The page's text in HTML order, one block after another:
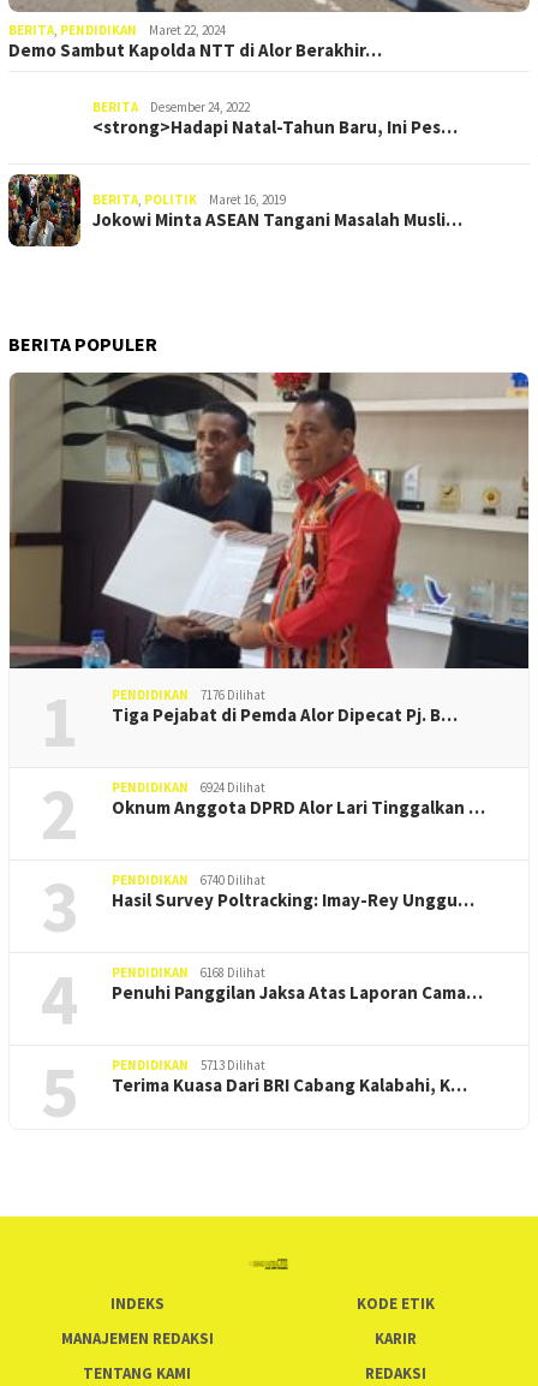
BERITA, PENDIDIKAN Maret 22, 2024
Demo Sambut Kapolda NTT di Alor Berakhir…
BERITA Desember 24, 2022
<strong>Hadapi Natal-Tahun Baru, Ini Pes…
BERITA, POLITIK Maret 16, 2019
Jokowi Minta ASEAN Tangani Masalah Musli…
BERITA POPULER
1 PENDIDIKAN 7176 Dilihat
Tiga Pejabat di Pemda Alor Dipecat Pj. B…
2 PENDIDIKAN 6924 Dilihat
Oknum Anggota DPRD Alor Lari Tinggalkan …
3 PENDIDIKAN 6740 Dilihat
Hasil Survey Poltracking: Imay-Rey Unggu…
4 PENDIDIKAN 6168 Dilihat
Penuhi Panggilan Jaksa Atas Laporan Cama…
5 PENDIDIKAN 5713 Dilihat
Terima Kuasa Dari BRI Cabang Kalabahi, K…
INDEKS
KODE ETIK
MANAJEMEN REDAKSI
KARIR
TENTANG KAMI
REDAKSI